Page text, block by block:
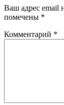
Ваш адрес email
помечены *
Комментарий *